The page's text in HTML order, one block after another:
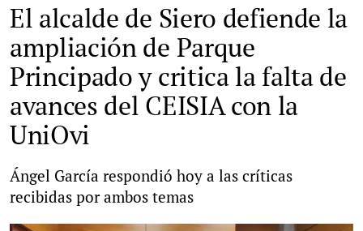
El alcalde de Siero defiende la
ampliación de Parque
Principado y critica la falta de
avances del CEISIA con la
UniOvi
Ángel García respondió hoy a las críticas
recibidas por ambos temas